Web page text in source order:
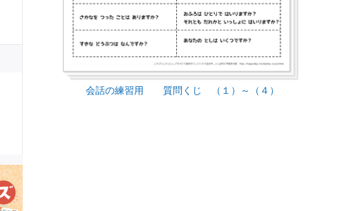
会話の練習用 質問くじ （１）～（４）